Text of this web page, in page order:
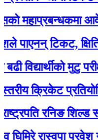
आवेदन
टिकट, क्षितिज थेबे
मुटु परीक्षण,
क्रिकेट प्रतियोगिता
रनिङ शिल्ड सम्पन्न,
रास्वपा प्रवेश गर्ने